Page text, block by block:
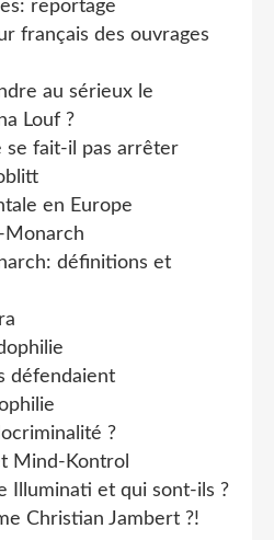
reportage
français des ouvrages
au sérieux le
Louf ?
se fait-il pas arrêter
en Europe
Monarch
définitions et
défendaient
?
Mind-Kontrol
Illuminati et qui sont-ils ?
Christian Jambert ?!